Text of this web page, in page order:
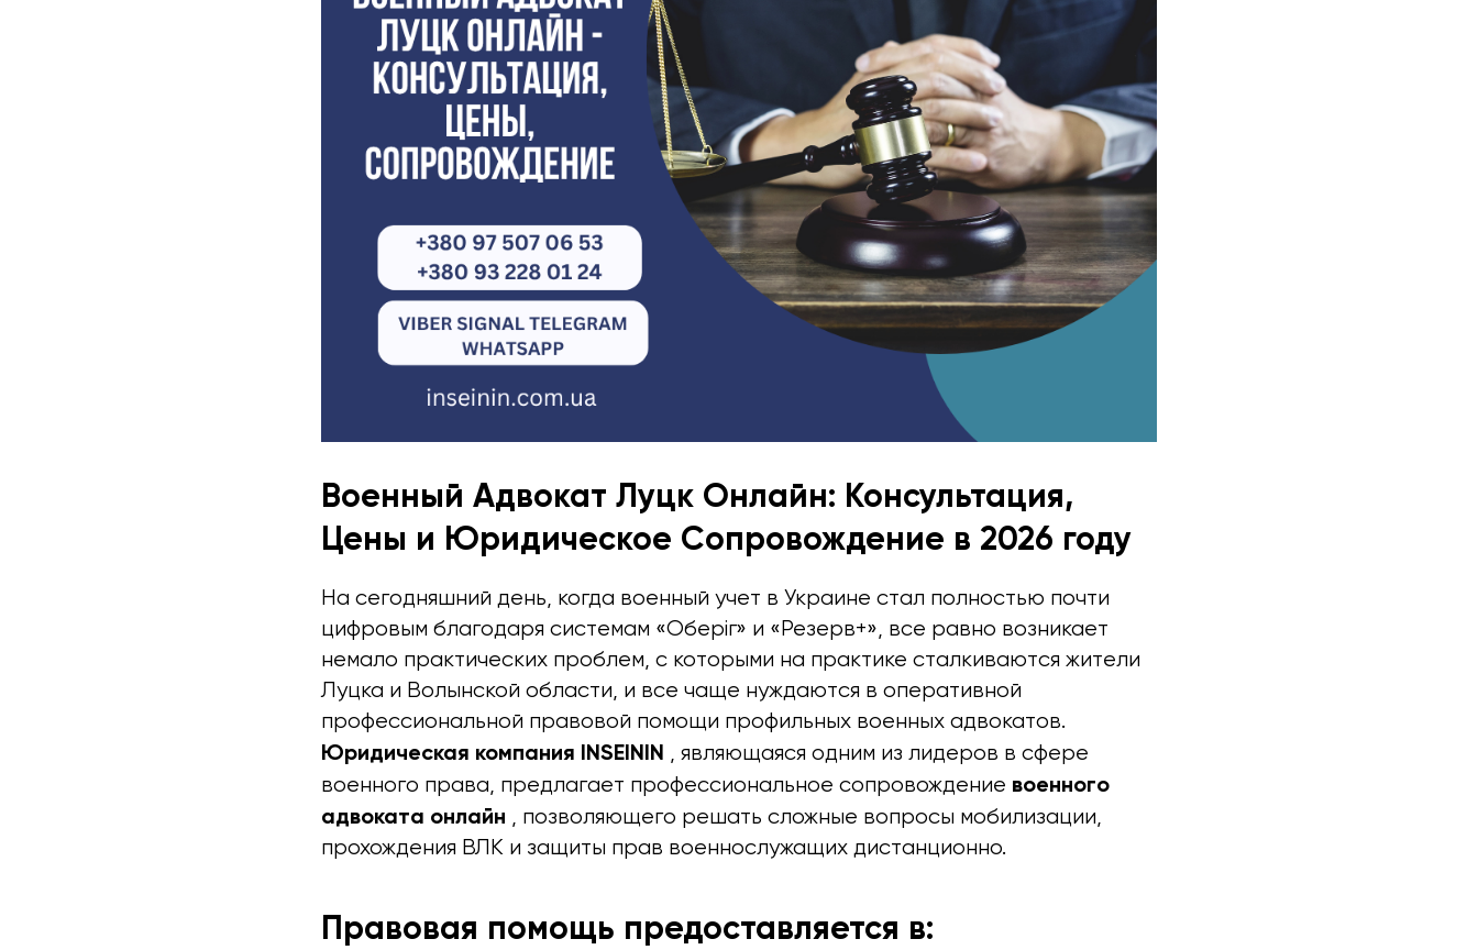
Военный Адвокат Луцк Онлайн: Консультация,
Цены и Юридическое Сопровождение в 2026 году
На сегодняшний день, когда военный учет в Украине стал полностью почти
цифровым благодаря системам «Оберіг» и «Резерв+», все равно возникает
немало практических проблем, с которыми на практике сталкиваются жители
Луцка и Волынской области, и все чаще нуждаются в оперативной
профессиональной правовой помощи профильных военных адвокатов.
Юридическая компания INSEININ , являющаяся одним из лидеров в сфере
военного права, предлагает профессиональное сопровождение военного
адвоката онлайн , позволяющего решать сложные вопросы мобилизации,
прохождения ВЛК и защиты прав военнослужащих дистанционно.
Правовая помощь предоставляется в: